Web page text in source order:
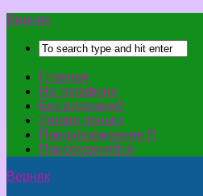
Верняк
Главная
На телефоне
Без вложений
Легкие деньги
Предупреждение !!!
Присоединяйся
Верняк